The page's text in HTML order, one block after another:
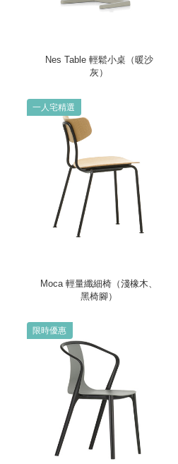
Nes Table 輕鬆小桌（暖沙
灰）
一人宅精選
Moca 輕量纖細椅（淺橡木、
黑椅腳）
限時優惠